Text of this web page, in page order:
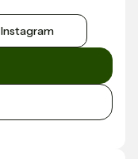
Instagram